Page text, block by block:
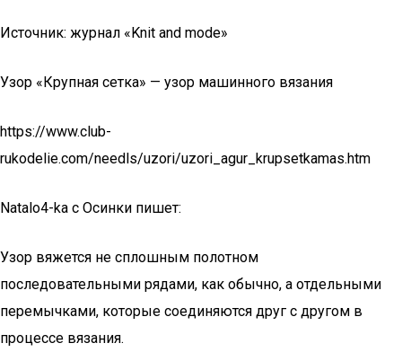
Источник: журнал «Knit and mode»
Узор «Крупная сетка» — узор машинного вязания
https://www.club-
rukodelie.com/needls/uzori/uzori_agur_krupsetkamas.htm
Natalo4-ka с Осинки пишет:
Узор вяжется не сплошным полотном
последовательными рядами, как обычно, а отдельными
перемычками, которые соединяются друг с другом в
процессе вязания.